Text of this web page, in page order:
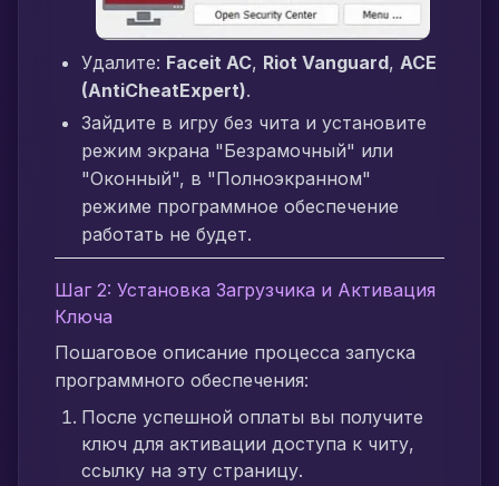
Удалите: Faceit AC, Riot Vanguard, ACE
(AntiCheatExpert).
Зайдите в игру без чита и установите
режим экрана "Безрамочный" или
"Оконный", в "Полноэкранном"
режиме программное обеспечение
работать не будет.
Шаг 2: Установка Загрузчика и Активация
Ключа
Пошаговое описание процесса запуска
программного обеспечения:
После успешной оплаты вы получите
ключ для активации доступа к читу,
ссылку на эту страницу.